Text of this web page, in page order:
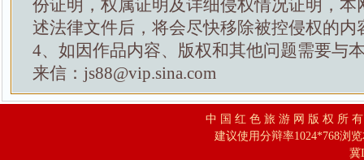
份证明，权属证明及详细侵权情况证明，本
述法律文件后，将会尽快移除被控侵权的内
4、如因作品内容、版权和其他问题需要与
来信：js88@vip.sina.com
中 国 红 色 旅 游 网 版 权 所
建议使用分辩率1024*768浏
冀